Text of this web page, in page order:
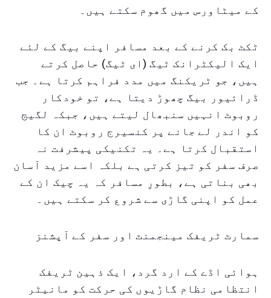
کے میٹاورس میں گھوم سکتے ہیں۔
ٹکٹ بک کرنے کے بعد مسافر اپنے بیگ کے لئے
ایک الیکٹرانک ٹیگ (ای ٹیگ) حاصل کرتے
ہیں، جو ٹریکنگ میں مدد فراہم کرتا ہے۔ جب
ڈرائیور بیگ چھوڑ دیتا ہے، تو خودکار
روبوٹ انہیں سنبھال لیتے ہیں، جبکہ لگیج
کو اندر لے جانے پر کنسیرج روبوٹ ان کا
استقبال کرتا ہے۔ یہ تکنیکی پیشرفت نہ
صرف سفر کو تیز کرتی ہے بلکہ اسے مزید آسان
بھی بناتی ہے، بطورِ مسافر کہ یہ چیک ان کے
عمل کو اپنی گاڑی سے شروع کر سکتے ہیں۔
سمارٹ ٹریفک مینجمنٹ اور سفر کے آپشنز
ہوائی اڈے کے ارد گرد، ایک ذہین ٹریفک
انتظامی نظام گاڑیوں کی حرکت کو مانیٹر